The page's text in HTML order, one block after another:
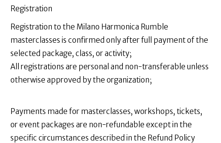
Registration
Registration to the Milano Harmonica Rumble
masterclasses is confirmed only after full payment of the
selected package, class, or activity;
All registrations are personal and non-transferable unless
otherwise approved by the organization;
Payments made for masterclasses, workshops, tickets,
or event packages are non-refundable except in the
specific circumstances described in the Refund Policy